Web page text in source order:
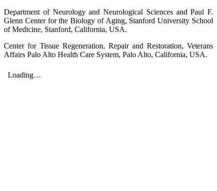
Department of Neurology and Neurological Sciences and Paul F.
Glenn Center for the Biology of Aging, Stanford University School
of Medicine, Stanford, California, USA.
Center for Tissue Regeneration, Repair and Restoration, Veterans
Affairs Palo Alto Health Care System, Palo Alto, California, USA.